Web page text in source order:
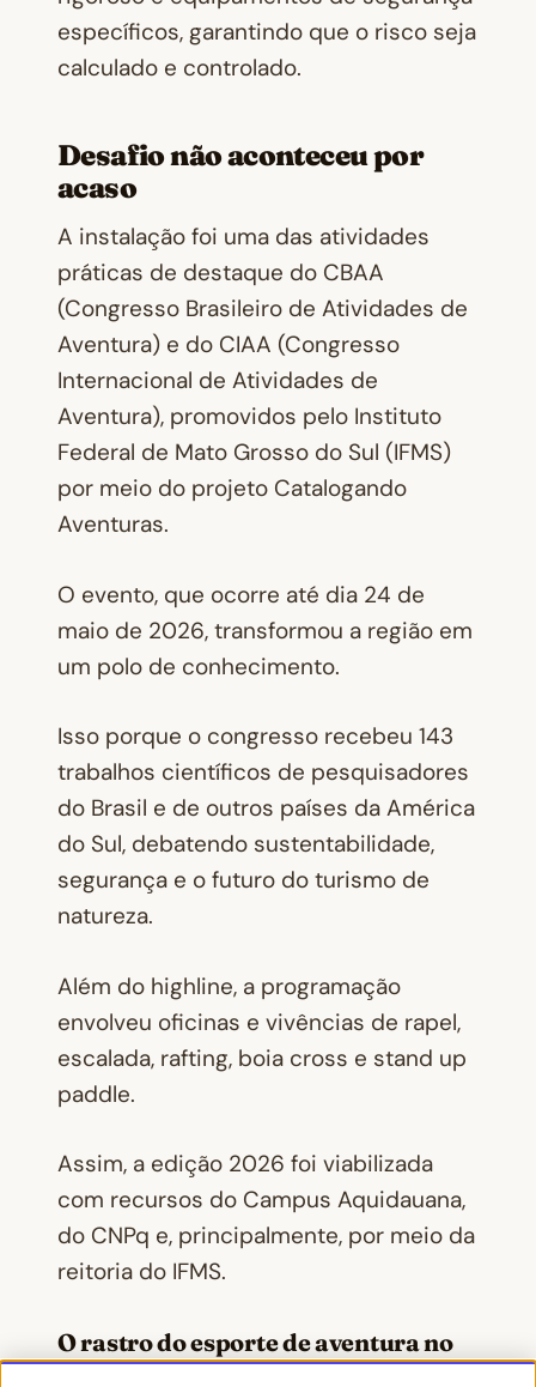
específicos, garantindo que o risco seja
calculado e controlado.
Desafio não aconteceu por
acaso
A instalação foi uma das atividades
práticas de destaque do CBAA
(Congresso Brasileiro de Atividades de
Aventura) e do CIAA (Congresso
Internacional de Atividades de
Aventura), promovidos pelo Instituto
Federal de Mato Grosso do Sul (IFMS)
por meio do projeto Catalogando
Aventuras.
O evento, que ocorre até dia 24 de
maio de 2026, transformou a região em
um polo de conhecimento.
Isso porque o congresso recebeu 143
trabalhos científicos de pesquisadores
do Brasil e de outros países da América
do Sul, debatendo sustentabilidade,
segurança e o futuro do turismo de
natureza.
Além do highline, a programação
envolveu oficinas e vivências de rapel,
escalada, rafting, boia cross e stand up
paddle.
Assim, a edição 2026 foi viabilizada
com recursos do Campus Aquidauana,
do CNPq e, principalmente, por meio da
reitoria do IFMS.
O rastro do esporte de aventura no
turismo de MS